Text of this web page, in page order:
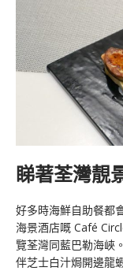
睇著荃灣靚
好多時海鮮自助餐都
海景酒店嘅 Café
覽荃灣同藍巴勒海峽
伴芝士白汁焗開邊龍